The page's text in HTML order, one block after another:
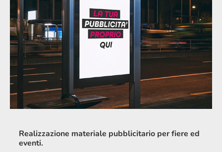
Realizzazione materiale pubblicitario per fiere ed
eventi.